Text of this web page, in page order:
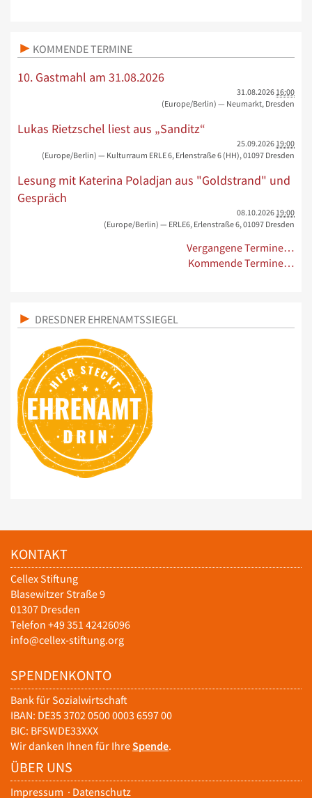
KOMMENDE TERMINE
10. Gastmahl am 31.08.2026
31.08.2026 16:00
(Europe/Berlin) — Neumarkt, Dresden
Lukas Rietzschel liest aus „Sanditz“
25.09.2026 19:00
(Europe/Berlin) — Kulturraum ERLE 6, Erlenstraße 6 (HH), 01097 Dresden
Lesung mit Katerina Poladjan aus "Goldstrand" und
Gespräch
08.10.2026 19:00
(Europe/Berlin) — ERLE6, Erlenstraße 6, 01097 Dresden
Vergangene Termine…
Kommende Termine…
DRESDNER EHRENAMTSSIEGEL
KONTAKT
Cellex Stiftung
Blasewitzer Straße 9
01307 Dresden
Telefon +49 351 42426096
info@cellex-stiftung.org
SPENDENKONTO
Bank für Sozialwirtschaft
IBAN: DE35 3702 0500 0003 6597 00
BIC: BFSWDE33XXX
Wir danken Ihnen für IhreSpende.
ÜBER UNS
Impressum · Datenschutz